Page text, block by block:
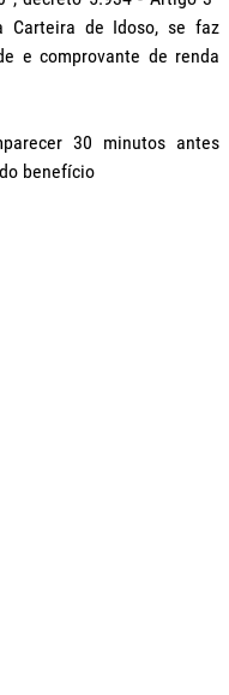
Carteira de Idoso, se faz
e comprovante de renda
30 minutos antes
benefício